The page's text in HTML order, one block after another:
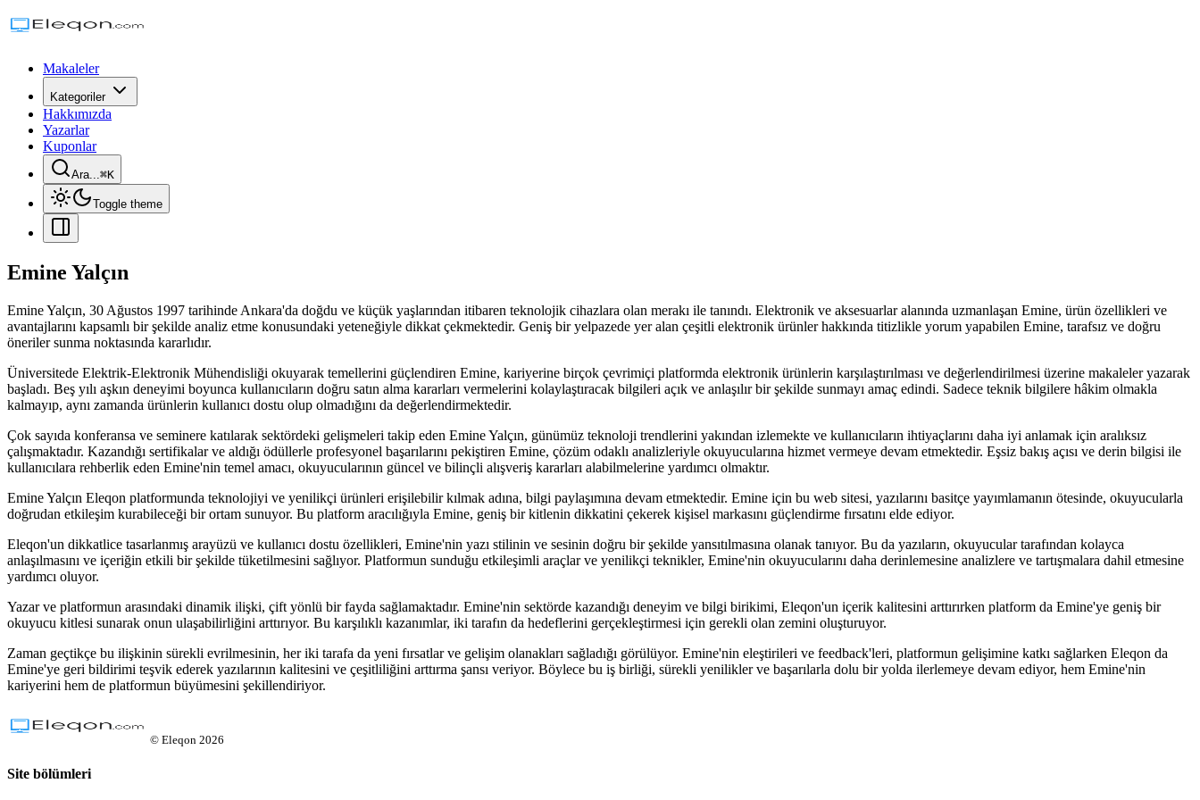
Makaleler
Kategoriler
Hakkımızda
Yazarlar
Kuponlar
Ara...⌘K
Toggle theme
Emine Yalçın
Emine Yalçın, 30 Ağustos 1997 tarihinde Ankara'da doğdu ve küçük yaşlarından itibaren teknolojik cihazlara olan merakı ile tanındı. Elektronik ve aksesuarlar alanında uzmanlaşan Emine, ürün özellikleri ve
avantajlarını kapsamlı bir şekilde analiz etme konusundaki yeteneğiyle dikkat çekmektedir. Geniş bir yelpazede yer alan çeşitli elektronik ürünler hakkında titizlikle yorum yapabilen Emine, tarafsız ve doğru
öneriler sunma noktasında kararlıdır.
Üniversitede Elektrik-Elektronik Mühendisliği okuyarak temellerini güçlendiren Emine, kariyerine birçok çevrimiçi platformda elektronik ürünlerin karşılaştırılması ve değerlendirilmesi üzerine makaleler yazarak
başladı. Beş yılı aşkın deneyimi boyunca kullanıcıların doğru satın alma kararları vermelerini kolaylaştıracak bilgileri açık ve anlaşılır bir şekilde sunmayı amaç edindi. Sadece teknik bilgilere hâkim olmakla
kalmayıp, aynı zamanda ürünlerin kullanıcı dostu olup olmadığını da değerlendirmektedir.
Çok sayıda konferansa ve seminere katılarak sektördeki gelişmeleri takip eden Emine Yalçın, günümüz teknoloji trendlerini yakından izlemekte ve kullanıcıların ihtiyaçlarını daha iyi anlamak için aralıksız
çalışmaktadır. Kazandığı sertifikalar ve aldığı ödüllerle profesyonel başarılarını pekiştiren Emine, çözüm odaklı analizleriyle okuyucularına hizmet vermeye devam etmektedir. Eşsiz bakış açısı ve derin bilgisi ile
kullanıcılara rehberlik eden Emine'nin temel amacı, okuyucularının güncel ve bilinçli alışveriş kararları alabilmelerine yardımcı olmaktır.
Emine Yalçın Eleqon platformunda teknolojiyi ve yenilikçi ürünleri erişilebilir kılmak adına, bilgi paylaşımına devam etmektedir. Emine için bu web sitesi, yazılarını basitçe yayımlamanın ötesinde, okuyucularla
doğrudan etkileşim kurabileceği bir ortam sunuyor. Bu platform aracılığıyla Emine, geniş bir kitlenin dikkatini çekerek kişisel markasını güçlendirme fırsatını elde ediyor.
Eleqon'un dikkatlice tasarlanmış arayüzü ve kullanıcı dostu özellikleri, Emine'nin yazı stilinin ve sesinin doğru bir şekilde yansıtılmasına olanak tanıyor. Bu da yazıların, okuyucular tarafından kolayca
anlaşılmasını ve içeriğin etkili bir şekilde tüketilmesini sağlıyor. Platformun sunduğu etkileşimli araçlar ve yenilikçi teknikler, Emine'nin okuyucularını daha derinlemesine analizlere ve tartışmalara dahil etmesine
yardımcı oluyor.
Yazar ve platformun arasındaki dinamik ilişki, çift yönlü bir fayda sağlamaktadır. Emine'nin sektörde kazandığı deneyim ve bilgi birikimi, Eleqon'un içerik kalitesini arttırırken platform da Emine'ye geniş bir
okuyucu kitlesi sunarak onun ulaşabilirliğini arttırıyor. Bu karşılıklı kazanımlar, iki tarafın da hedeflerini gerçekleştirmesi için gerekli olan zemini oluşturuyor.
Zaman geçtikçe bu ilişkinin sürekli evrilmesinin, her iki tarafa da yeni fırsatlar ve gelişim olanakları sağladığı görülüyor. Emine'nin eleştirileri ve feedback'leri, platformun gelişimine katkı sağlarken Eleqon da
Emine'ye geri bildirimi teşvik ederek yazılarının kalitesini ve çeşitliliğini arttırma şansı veriyor. Böylece bu iş birliği, sürekli yenilikler ve başarılarla dolu bir yolda ilerlemeye devam ediyor, hem Emine'nin
kariyerini hem de platformun büyümesini şekillendiriyor.
© Eleqon 2026
Site bölümleri